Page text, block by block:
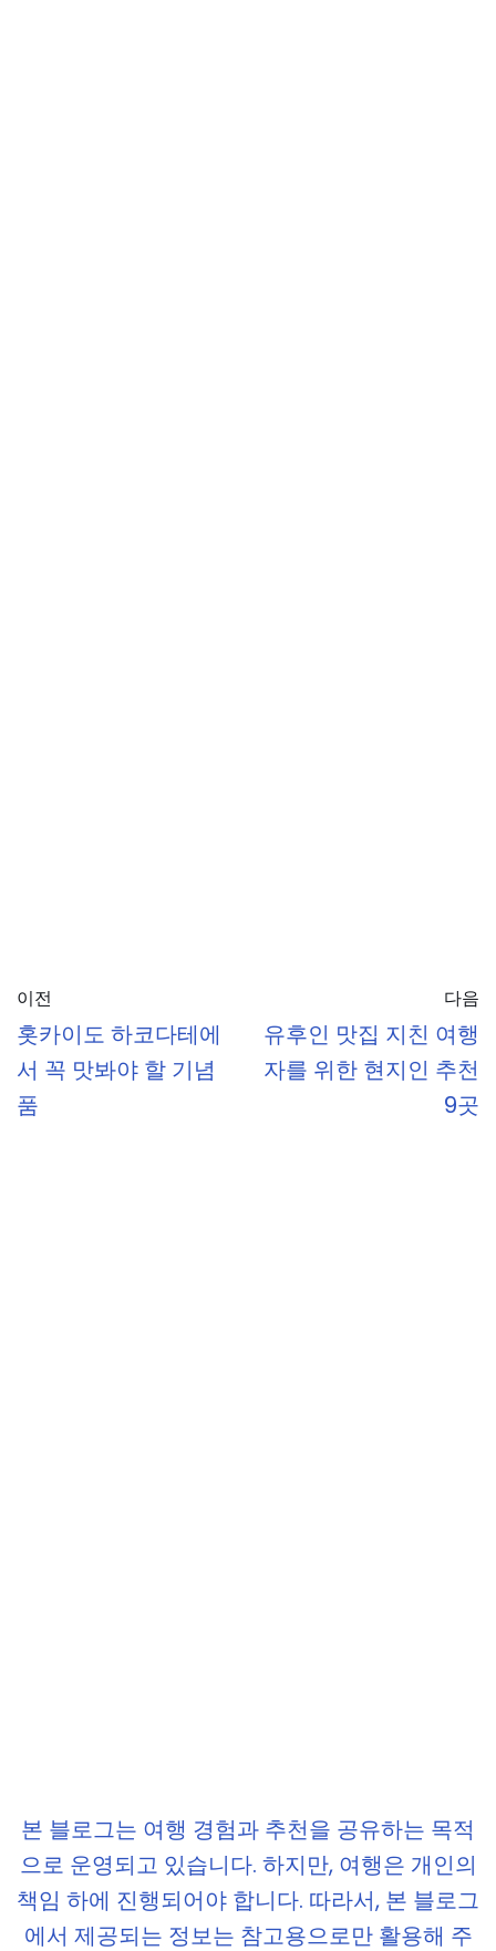
이전
홋카이도 하코다테에
서 꼭 맛봐야 할 기념
품
다음
유후인 맛집 지친 여행
자를 위한 현지인 추천
9곳
본 블로그는 여행 경험과 추천을 공유하는 목적
으로 운영되고 있습니다. 하지만, 여행은 개인의
책임 하에 진행되어야 합니다. 따라서, 본 블로그
에서 제공되는 정보는 참고용으로만 활용해 주